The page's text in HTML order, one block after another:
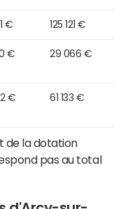
€ 125 121 €
€ 29 066 €
€ 61 133 €
de la dotation
pas au total